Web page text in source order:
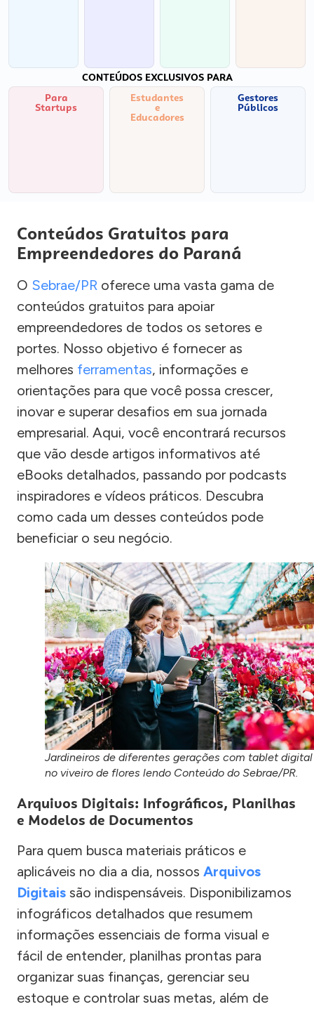
CONTEÚDOS EXCLUSIVOS PARA
Para
Startups
Estudantes
e
Educadores
Gestores
Públicos
Conteúdos Gratuitos para
Empreendedores do Paraná
O Sebrae/PR oferece uma vasta gama de
conteúdos gratuitos para apoiar
empreendedores de todos os setores e
portes. Nosso objetivo é fornecer as
melhores ferramentas, informações e
orientações para que você possa crescer,
inovar e superar desafios em sua jornada
empresarial. Aqui, você encontrará recursos
que vão desde artigos informativos até
eBooks detalhados, passando por podcasts
inspiradores e vídeos práticos. Descubra
como cada um desses conteúdos pode
beneficiar o seu negócio.
Jardineiros de diferentes gerações com tablet digital
no viveiro de flores lendo Conteúdo do Sebrae/PR.
Arquivos Digitais: Infográficos, Planilhas
e Modelos de Documentos
Para quem busca materiais práticos e
aplicáveis no dia a dia, nossos Arquivos
Digitais são indispensáveis. Disponibilizamos
infográficos detalhados que resumem
informações essenciais de forma visual e
fácil de entender, planilhas prontas para
organizar suas finanças, gerenciar seu
estoque e controlar suas metas, além de